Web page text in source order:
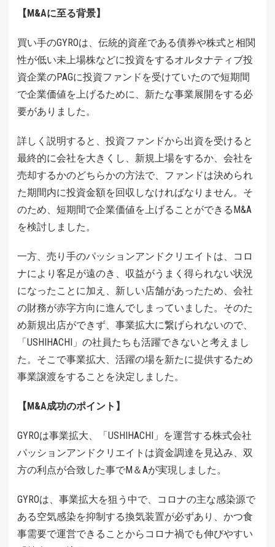
【M&Aに至る背景】
買い手のGYROは、伝統的資産である債券や株式と相関
性が低い未上場株などに投資をするオルタナティブ投
資企業のPAGに投資ファンドを受けていたので短期間
で企業価値を上げるために、新たな事業展開をする必
要がありました。
詳しく説明すると、投資ファンドから出資を受けると
最終的に会社を大きくし、新規上場をするか、会社を
売却するかのどちらかの方法で、ファンドは決められ
た期間内に投資金額を回収しなければなりません。そ
のため、短期間で企業価値を上げることができるM&A
を検討しました。
一方、売り手のパッションアンドクリエイトは、コロ
ナにより客足が遠のき、収益がうまく得られない状況
になったことに加え、新しい店舗があったため、会社
の財務が赤字方向に進んでしまっていました。そのた
め新規出店ができず、事業拡大に繋げられないので、
「USHIHACHI」の社員たちも活躍できないと考えまし
た。そこで事業拡大、活躍の場を新たに提供するため
事業譲渡をすることを決定しました。
【M&A成功のポイント】
GYROは事業拡大、「USHIHACHI」を運営する株式会社
パッションアンドクリエイトは資金調達を見込み、双
方の利点が合致した事でM＆Aが実現しました。
GYROは、事業拡大を狙う中で、コロナの主な感染源で
ある空気感染を抑制する換気装置が必ずあり、かつ食
事需要で運営できることからコロナ禍でも伸びやすい